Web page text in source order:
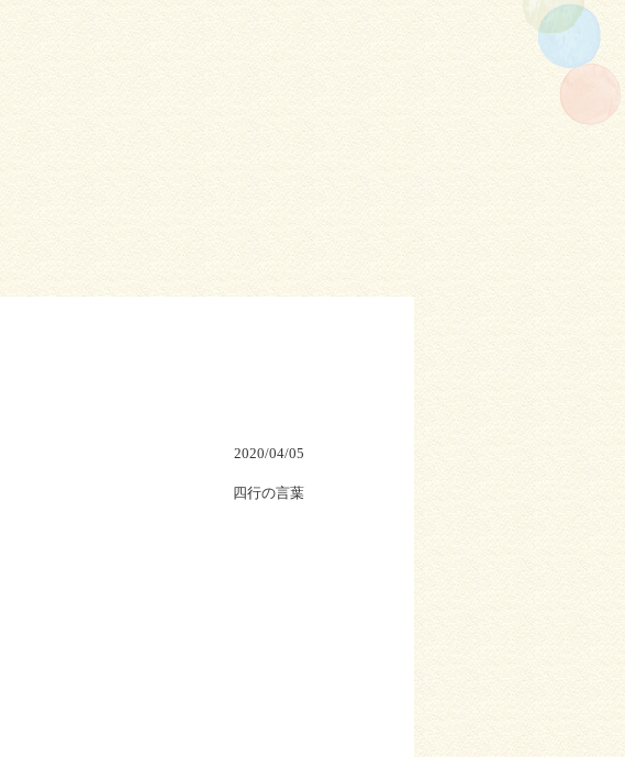
2020/04/05
四行の言葉